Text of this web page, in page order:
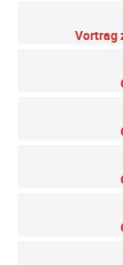
Vortrag